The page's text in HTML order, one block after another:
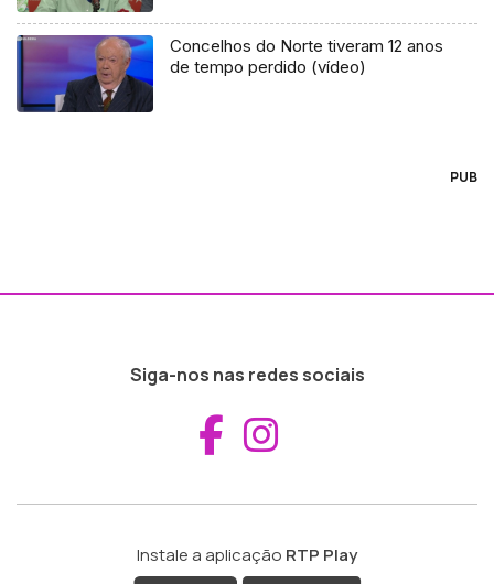
Concelhos do Norte tiveram 12 anos
de tempo perdido (vídeo)
PUB
Siga-nos nas redes sociais
Aceder ao
Instale a aplicação RTP Play